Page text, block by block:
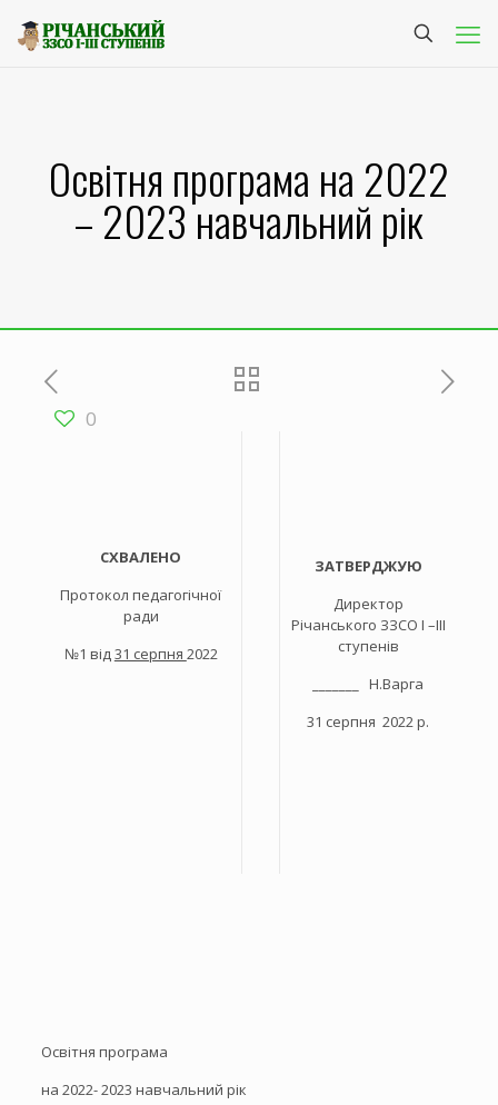
Освітня програма на 2022
– 2023 навчальний рік
0
СХВАЛЕНО
Протокол педагогічної
ради
№1 від31 серпня 2022
ЗАТВЕРДЖУЮ
Директор
Річанського ЗЗСО І –ІІІ
ступенів
_______ Н.Варга
31 серпня 2022 р.
Освітня програма
на 2022- 2023 навчальний рік